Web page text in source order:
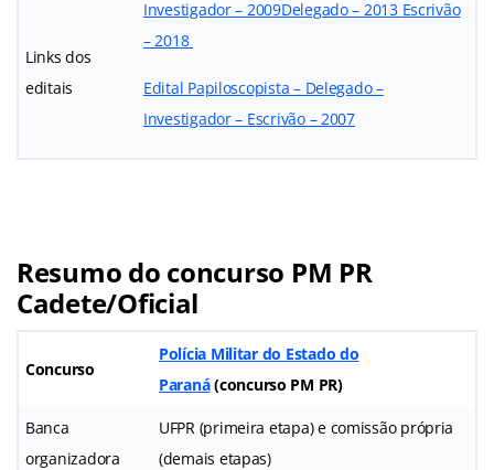
Links dos
editais
Investigador – 2009Delegado – 2013 Escrivão
– 2018
Edital Papiloscopista – Delegado –
Investigador – Escrivão – 2007
Resumo do concurso PM PR
Cadete/Oficial
Concurso
Polícia Militar do Estado do
Paraná(concurso PM PR)
Banca
organizadora
UFPR (primeira etapa) e comissão própria
(demais etapas)